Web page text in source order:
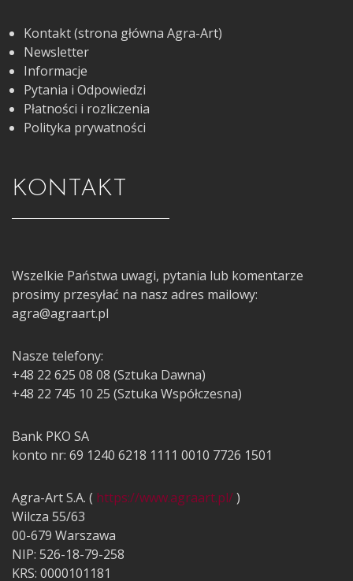
Kontakt (strona główna Agra-Art)
Newsletter
Informacje
Pytania i Odpowiedzi
Płatności i rozliczenia
Polityka prywatności
KONTAKT
Wszelkie Państwa uwagi, pytania lub komentarze
prosimy przesyłać na nasz adres mailowy:
agra@agraart.pl
Nasze telefony:
+48 22 625 08 08 (Sztuka Dawna)
+48 22 745 10 25 (Sztuka Współczesna)
Bank PKO SA
konto nr: 69 1240 6218 1111 0010 7726 1501
Agra-Art S.A. ( https://www.agraart.pl/)
Wilcza 55/63
00-679 Warszawa
NIP: 526-18-79-258
KRS: 0000101181